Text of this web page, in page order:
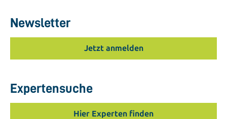
Newsletter
Jetzt anmelden
Expertensuche
Hier Experten finden